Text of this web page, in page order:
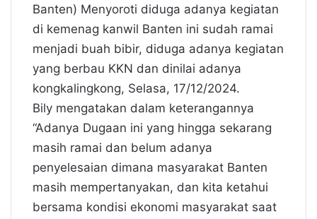
Banten) Menyoroti diduga adanya kegiatan
di kemenag kanwil Banten ini sudah ramai
menjadi buah bibir, diduga adanya kegiatan
yang berbau KKN dan dinilai adanya
kongkalingkong, Selasa, 17/12/2024.
Bily mengatakan dalam keterangannya
“Adanya Dugaan ini yang hingga sekarang
masih ramai dan belum adanya
penyelesaian dimana masyarakat Banten
masih mempertanyakan, dan kita ketahui
bersama kondisi ekonomi masyarakat saat